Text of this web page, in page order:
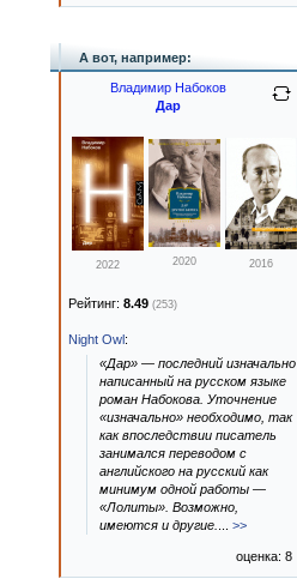
А вот, например:
Владимир Набоков
Дар
2022 2020 2016
Рейтинг: 8.49 (253)
Night Owl:
«Дар» — последний изначально
написанный на русском языке
роман Набокова. Уточнение
«изначально» необходимо, так
как впоследствии писатель
занимался переводом с
английского на русский как
минимум одной работы —
«Лолиты». Возможно,
имеются и другие.
>>
оценка: 8